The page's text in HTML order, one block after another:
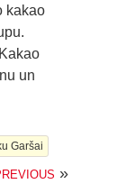
kakao
un
Garšai
»